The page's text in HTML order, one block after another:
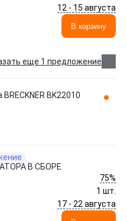
12 - 15 августа
В корзину
еще 1 предложение
BK22010
В СБОРЕ
75%
1 шт.
17 - 22 августа